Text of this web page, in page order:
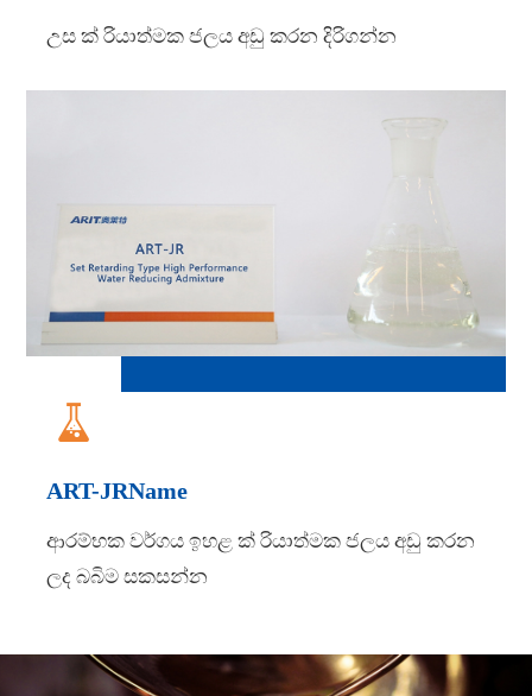
උස ක් රියාත්මක ජලය අඩු කරන දිරිගන්න

ART-JRName
ආරම්භක වර්ගය ඉහළ ක් රියාත්මක ජලය අඩු කරන
ලද බබිම සකසන්න